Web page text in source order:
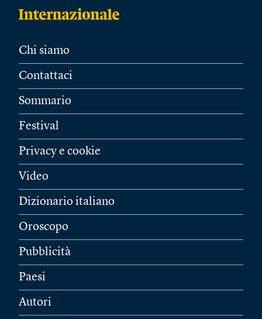
Chi siamo
Contattaci
Sommario
Festival
Privacy e cookie
Video
Dizionario italiano
Oroscopo
Pubblicità
Paesi
Autori